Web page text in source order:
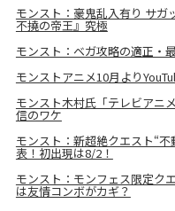
モンスト：豪鬼乱入有り サガ
不撓の帝王』究極
モンスト：ベガ攻略の適正・
モンストアニメ10月より
モンスト木村氏「テレビアニ
信のワケ
モンスト：新超絶クエスト“
表！初出現は8/2！
モンスト：モンフェス限定ク
は友情コンボがカギ？